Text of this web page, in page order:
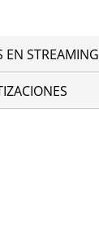
EN STREAMING